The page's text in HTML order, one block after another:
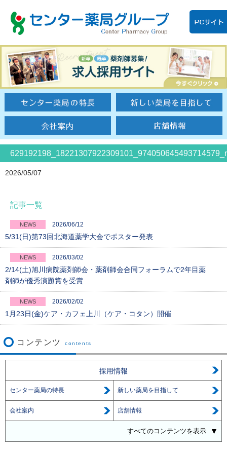
2026/05/07
記事一覧
NEWS 2026/06/12
5/31(日)第73回北海道薬学大会でポスター発表
NEWS 2026/03/02
2/14(土)旭川病院薬剤師会・薬剤師会合同フォーラムで2年目薬
剤師が優秀演題賞を受賞
NEWS 2026/02/02
1月23日(金)ケア・カフェ上川（ケア・コタン）開催
コンテンツ contents
採用情報
センター薬局の特長 新しい薬局を目指して
会社案内 店舗情報
すべてのコンテンツを表示